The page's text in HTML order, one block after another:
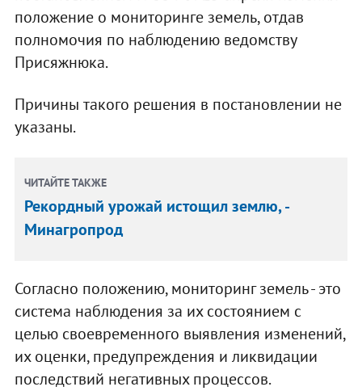
положение о мониторинге земель, отдав
полномочия по наблюдению ведомству
Присяжнюка.
Причины такого решения в постановлении не
указаны.
ЧИТАЙТЕ ТАКЖЕ
Рекордный урожай истощил землю, -
Минагропрод
Согласно положению, мониторинг земель - это
система наблюдения за их состоянием с
целью своевременного выявления изменений,
их оценки, предупреждения и ликвидации
последствий негативных процессов.